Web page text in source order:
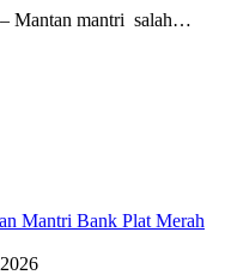
Mantan mantri salah…
Mantri Bank Plat Merah